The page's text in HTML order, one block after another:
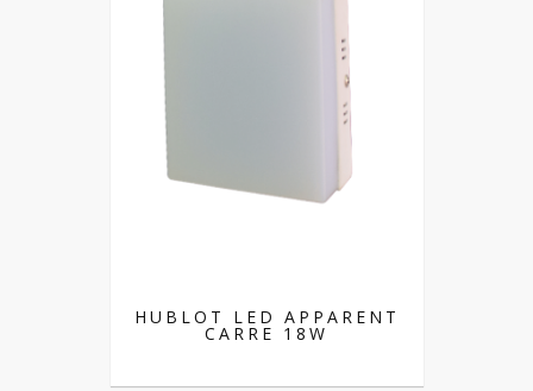
HUBLOT LED APPARENT
CARRE 18W